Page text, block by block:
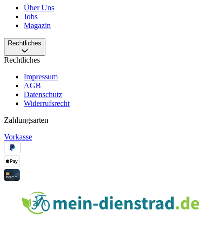
Über Uns
Jobs
Magazin
Rechtliches
Rechtliches
Impressum
AGB
Datenschutz
Widerrufsrecht
Zahlungsarten
Vorkasse